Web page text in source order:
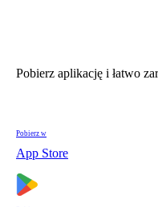
Pobierz aplikację i łatwo
Pobierz w
App Store